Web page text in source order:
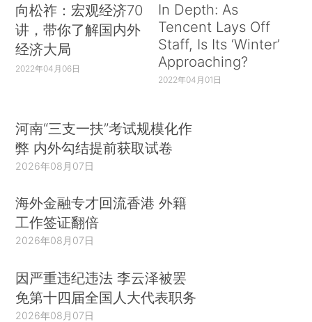
向松祚：宏观经济70
讲，带你了解国内外
经济大局
2022年04月06日
In Depth: As
Tencent Lays Off
Staff, Is Its ‘Winter’
Approaching?
2022年04月01日
河南“三支一扶”考试规模化作
弊 内外勾结提前获取试卷
2026年08月07日
海外金融专才回流香港 外籍
工作签证翻倍
2026年08月07日
因严重违纪违法 李云泽被罢
免第十四届全国人大代表职务
2026年08月07日